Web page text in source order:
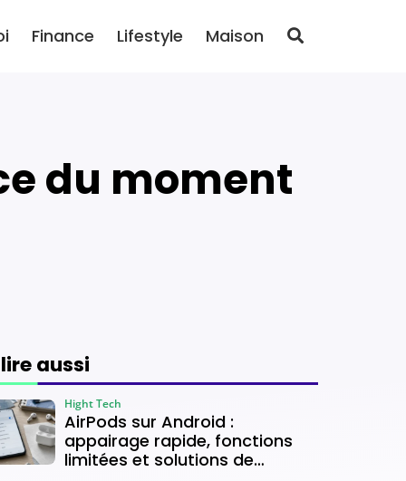
Finance Lifestyle Maison
aussi
AirPods sur Android :
appairage rapide, fonctions
limitées et solutions de
Hight Tech